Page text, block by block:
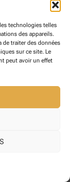
technologies telles
des appareils.
de traiter des données
sur ce site. Le
peut avoir un effet
206